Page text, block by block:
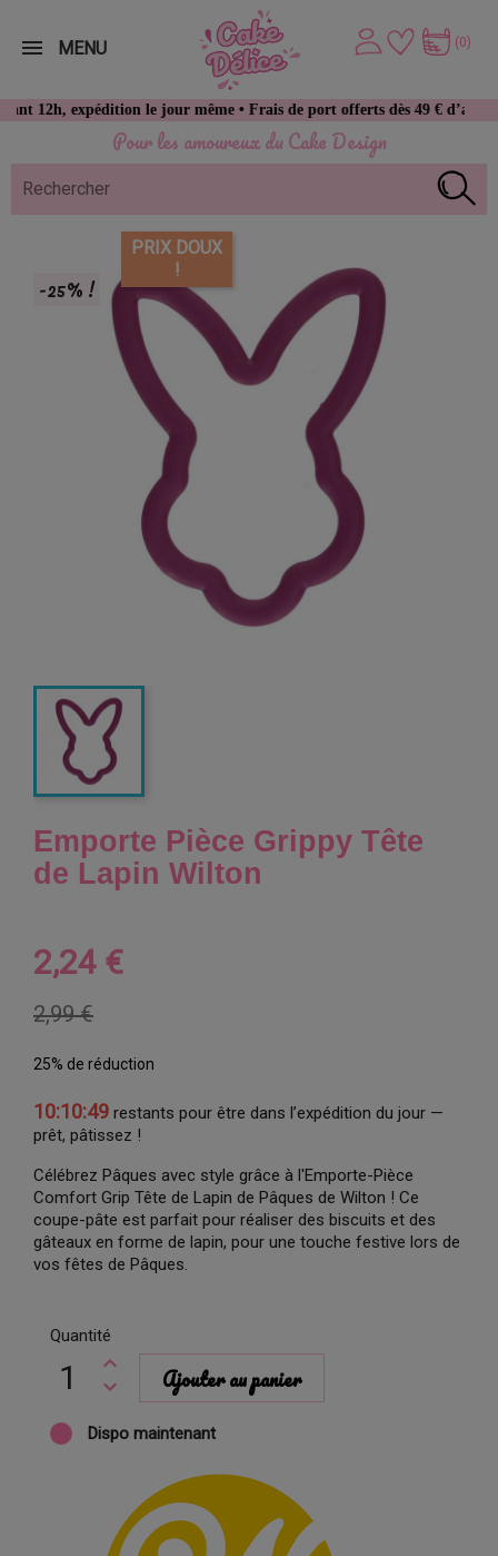
Pour les amoureux du Cake Design
expédition le jour même • Frais de port offerts dès 49 € d’achat
(0)
MENU
PRIX DOUX
!
-25% !
Emporte Pièce Grippy Tête
de Lapin Wilton
2,24 €
2,99 €
25% de réduction
10:10:48 restants pour être dans l’expédition du jour —
prêt, pâtissez !
Célébrez Pâques avec style grâce à l'Emporte-Pièce
Comfort Grip Tête de Lapin de Pâques de Wilton ! Ce
coupe-pâte est parfait pour réaliser des biscuits et des
gâteaux en forme de lapin, pour une touche festive lors de
vos fêtes de Pâques.
Quantité
Ajouter au panier
Dispo maintenant